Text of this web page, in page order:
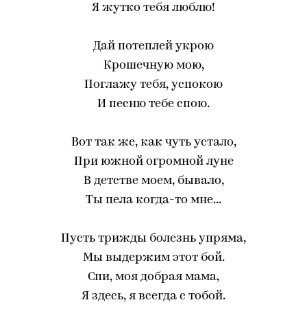
Я жутко тебя люблю!
Дай потеплей укрою
Крошечную мою,
Поглажу тебя, успокою
И песню тебе спою.
Вот так же, как чуть устало,
При южной огромной луне
В детстве моем, бывало,
Ты пела когда-то мне...
Пусть трижды болезнь упряма,
Мы выдержим этот бой.
Спи, моя добрая мама,
Я здесь, я всегда с тобой.